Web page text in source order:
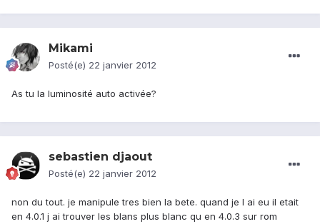
Mikami
Posté(e) 22 janvier 2012
As tu la luminosité auto activée?
sebastien djaout
Posté(e) 22 janvier 2012
non du tout. je manipule tres bien la bete. quand je l ai eu il etait
en 4.0.1 j ai trouver les blans plus blanc qu en 4.0.3 sur rom